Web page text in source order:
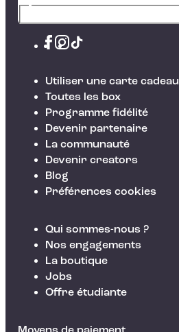
Utiliser une carte cadeau
Toutes les box
Programme fidélité
Devenir partenaire
La communauté
Devenir creators
Blog
Préférences cookies
Qui sommes-nous ?
Nos engagements
La boutique
Jobs
Offre étudiante